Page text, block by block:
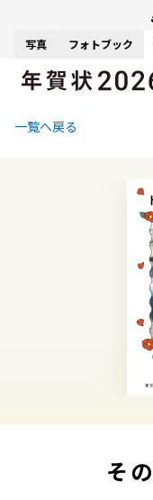
写真 フォトブック
一覧へ戻る
そ